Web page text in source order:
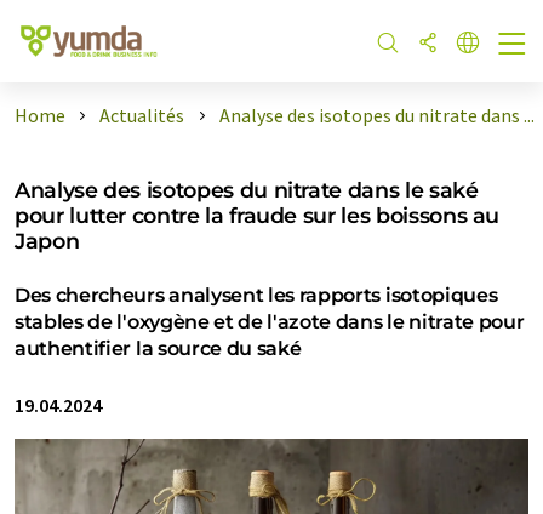
Home Actualités Analyse des isotopes du nitrate dans ...
Analyse des isotopes du nitrate dans le saké
pour lutter contre la fraude sur les boissons au
Japon
Des chercheurs analysent les rapports isotopiques
stables de l'oxygène et de l'azote dans le nitrate pour
authentifier la source du saké
19.04.2024